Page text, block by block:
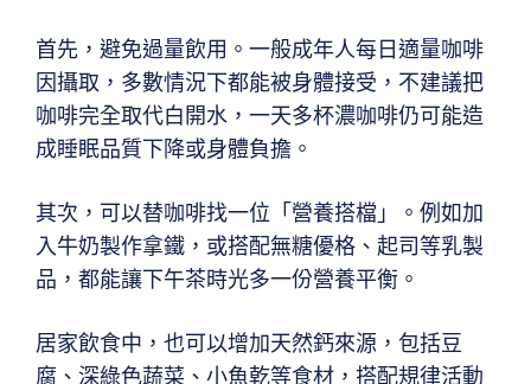
首先，避免過量飲用。一般成年人每日適量咖啡
因攝取，多數情況下都能被身體接受，不建議把
咖啡完全取代白開水，一天多杯濃咖啡仍可能造
成睡眠品質下降或身體負擔。
其次，可以替咖啡找一位「營養搭檔」。例如加
入牛奶製作拿鐵，或搭配無糖優格、起司等乳製
品，都能讓下午茶時光多一份營養平衡。
居家飲食中，也可以增加天然鈣來源，包括豆
腐、深綠色蔬菜、小魚乾等食材，搭配規律活動